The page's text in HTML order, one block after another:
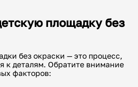
площадку без
без окраски — это процесс,
к деталям. Обратите внимание
факторов: